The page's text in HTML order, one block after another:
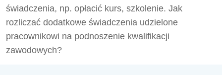
świadczenia, np. opłacić kurs, szkolenie. Jak
rozliczać dodatkowe świadczenia udzielone
pracownikowi na podnoszenie kwalifikacji
zawodowych?